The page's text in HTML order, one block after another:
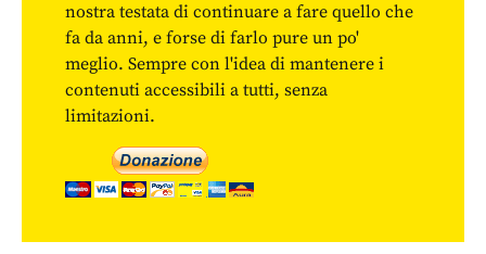
nostra testata di continuare a fare quello che
fa da anni, e forse di farlo pure un po'
meglio. Sempre con l'idea di mantenere i
contenuti accessibili a tutti, senza
limitazioni.